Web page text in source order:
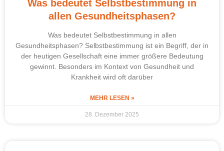
Was bedeutet Selbstbestimmung in
allen Gesundheitsphasen?
Was bedeutet Selbstbestimmung in allen
Gesundheitsphasen? Selbstbestimmung ist ein Begriff, der in
der heutigen Gesellschaft eine immer größere Bedeutung
gewinnt. Besonders im Kontext von Gesundheit und
Krankheit wird oft darüber
MEHR LESEN »
28. Dezember 2025